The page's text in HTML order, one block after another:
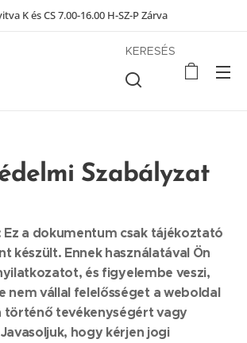
K és CS 7.00-16.00 H-SZ-P Zárva
KERESÉS
Szabályzat
a dokumentum csak tájékoztató
készült. Ennek használatával Ön
és figyelembe veszi,
nem vállal felelősséget a weboldal
történő tevékenységért vagy
hogy kérjen jogi